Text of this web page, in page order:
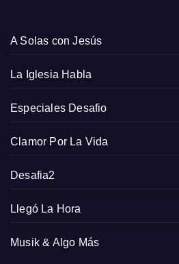
A Solas con Jesús
La Iglesia Habla
Especiales Desafio
Clamor Por La Vida
Desafia2
Llegó La Hora
Musik & Algo Más